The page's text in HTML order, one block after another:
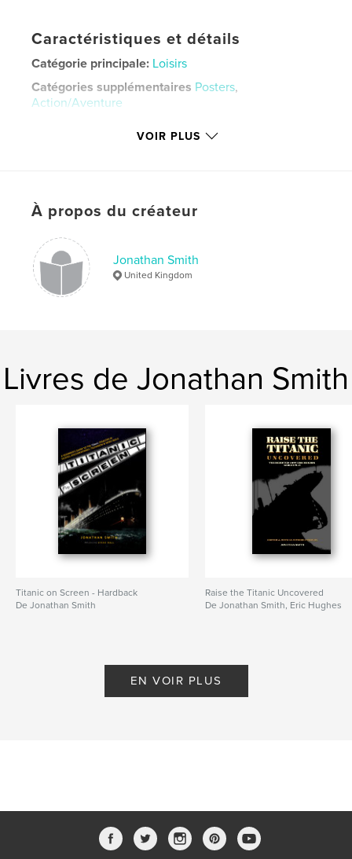
Caractéristiques et détails
Catégorie principale: Loisirs
Catégories supplémentaires Posters,
Action/Aventure
Date de publication:mars 07, 2023
Mots-clés
Movies , Films
VOIR PLUS
À propos du créateur
Jonathan Smith
United Kingdom
Livres de Jonathan Smith
Titanic on Screen - Hardback
De Jonathan Smith
Raise the Titanic Uncovered
De Jonathan Smith, Eric Hughes
EN VOIR PLUS